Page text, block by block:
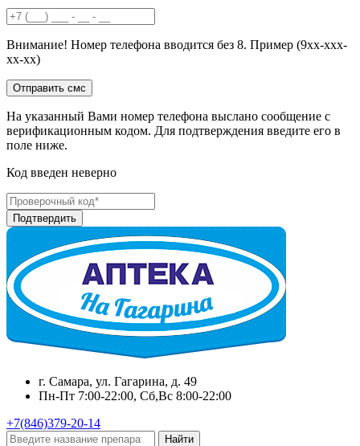
Внимание! Номер телефона вводится без 8. Пример (9хх-ххх-
хх-хх)
На указанный Вами номер телефона выслано сообщение с
верификационным кодом. Для подтверждения введите его в
поле ниже.
Код введен неверно
г. Самара, ул. Гагарина, д. 49
Пн-Пт 7:00-22:00, Сб,Вс 8:00-22:00
+7(846)379-20-14
Найти